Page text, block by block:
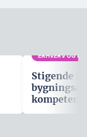
ERHVERV OG
Stigende